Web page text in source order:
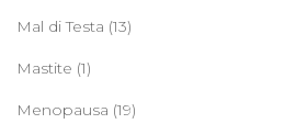
Mal di Testa (13)
Mastite (1)
Menopausa (19)